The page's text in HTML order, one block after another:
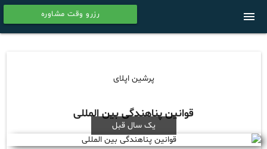
رزرو وقت مشاوره menu
پرشین اپلای
قوانین پناهندگی بین المللی
یک سال قبل